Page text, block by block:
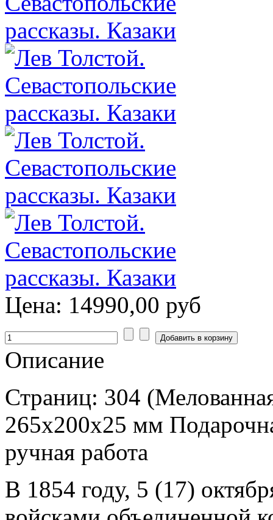
Цена: 14990,00 руб
Описание
Страниц: 304
265x200x25 мм
ручная работа
В 1854 году, 5 (17)